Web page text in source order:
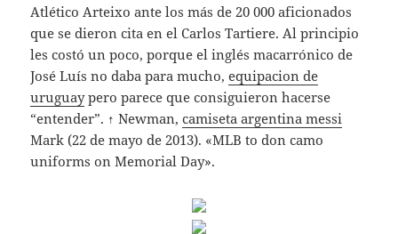
Atlético Arteixo ante los más de 20 000 aficionados
que se dieron cita en el Carlos Tartiere. Al principio
les costó un poco, porque el inglés macarrónico de
José Luís no daba para mucho,equipacion de
uruguaypero parece que consiguieron hacerse
“entender”. ↑ Newman,camiseta argentina messi
Mark (22 de mayo de 2013). «MLB to don camo
uniforms on Memorial Day».